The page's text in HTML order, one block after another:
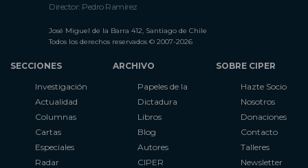
Director: Pedro Ramírez
José Miguel de la Barra 412, Santiago de Chile
Todos los derechos reservados © 2007-2026
SECCIONES
Investigación
Actualidad
Columnas
Cartas
Especiales
Radar
ARCHIVO
Papeles de la
Dictadura
Libros
Blog
Autores
CIPER
SOBRE CIPER
Hazte Socio
Nosotros
Donaciones
Contacto
Talleres
Newsletter